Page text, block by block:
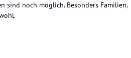
sind noch möglich. Besonders Familien,